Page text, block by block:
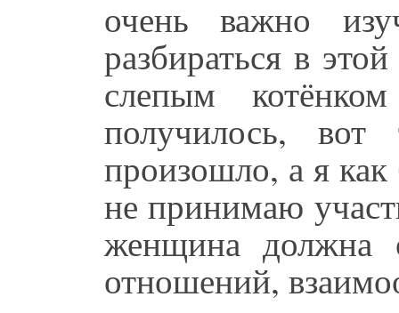
очень важно
разбираться в
слепым
получилось,
произошло, а я
не принимаю
женщина должна
отношений,